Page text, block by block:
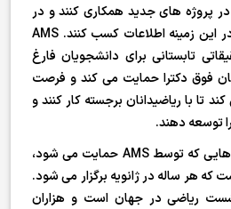
در پروژه های جدید همکاری کنند و در
مورد پیشرفت های جدید در این زمینه اطلاعات کسب کنند. AMS
تابستانی برای دانشجویان فارغ
فوق دکترا حمایت می کند و فرصت
تا با ریاضیدانان برجسته کار کنند و
توسعه دهند.
یکی از مهم ترین کنفرانس هایی که توسط AMS حمایت می شود،
هر ساله در ژانویه برگزار می شود.
ریاضی در جهان است و هزاران